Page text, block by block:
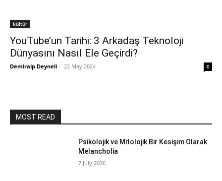
kültür
YouTube’un Tarihi: 3 Arkadaş Teknoloji
Dünyasını Nasıl Ele Geçirdi?
Demiralp Deyneli - 22 May 2024 0
MOST READ
Psikolojik ve Mitolojik Bir Kesişim Olarak
Melancholia
7 July 2026